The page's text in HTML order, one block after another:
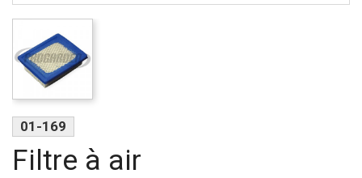
01-169
Filtre à air